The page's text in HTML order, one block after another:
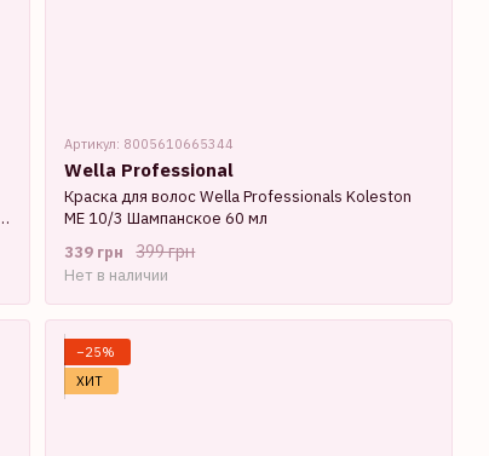
Артикул: 8005610665344
Wella Professional
Краска для волос Wella Professionals Koleston
ME 10/3 Шампанское 60 мл
399 грн
339 грн
Нет в наличии
−25%
ХИТ